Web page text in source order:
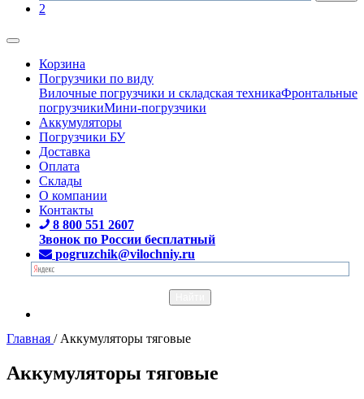
2
Корзина
Погрузчики по виду
Вилочные погрузчики и складская техникаФронтальные
погрузчикиМини-погрузчики
Аккумуляторы
Погрузчики БУ
Доставка
Оплата
Склады
О компании
Контакты
8 800 551 2607
Звонок по России бесплатный
pogruzchik@vilochniy.ru
Главная / Аккумуляторы тяговые
Аккумуляторы тяговые